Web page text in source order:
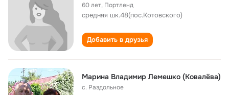
60 лет, Портленд
средняя шк.48(пос.Котовского)
Добавить в друзья
Марина Владимир Лемешко (Ковалёва)
с. Раздольное